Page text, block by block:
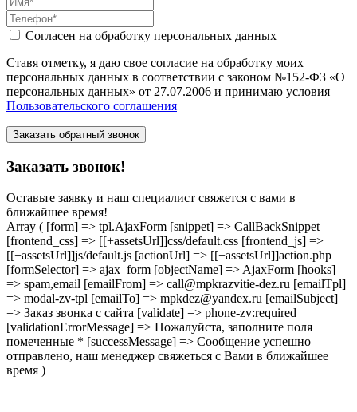
Согласен на обработку персональных данных
Ставя отметку, я даю свое согласие на обработку моих
персональных данных в соответствии с законом №152-ФЗ «О
персональных данных» от 27.07.2006 и принимаю условия
Пользовательского соглашения
Заказать звонок!
Оставьте заявку и наш специалист свяжется с вами в
ближайшее время!
Array ( [form] => tpl.AjaxForm [snippet] => CallBackSnippet
[frontend_css] => [[+assetsUrl]]css/default.css [frontend_js] =>
[[+assetsUrl]]js/default.js [actionUrl] => [[+assetsUrl]]action.php
[formSelector] => ajax_form [objectName] => AjaxForm [hooks]
=> spam,email [emailFrom] => call@mpkrazvitie-dez.ru [emailTpl]
=> modal-zv-tpl [emailTo] => mpkdez@yandex.ru [emailSubject]
=> Заказ звонка с сайта [validate] => phone-zv:required
[validationErrorMessage] => Пожалуйста, заполните поля
помеченные * [successMessage] => Сообщение успешно
отправлено, наш менеджер свяжеться с Вами в ближайшее
время )